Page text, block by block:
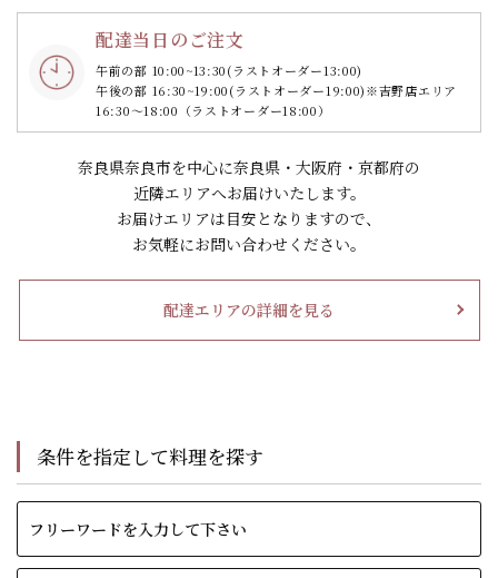
配達当日のご注文
午前の部 10:00~13:30(ラストオーダー13:00)
午後の部 16:30~19:00(ラストオーダー19:00)※吉野店エリア
16:30～18:00（ラストオーダー18:00）
奈良県奈良市を中心に奈良県・大阪府・京都府の
近隣エリアへお届けいたします。
お届けエリアは目安となりますので、
お気軽にお問い合わせください。
配達エリアの詳細を見る
条件を指定して料理を探す